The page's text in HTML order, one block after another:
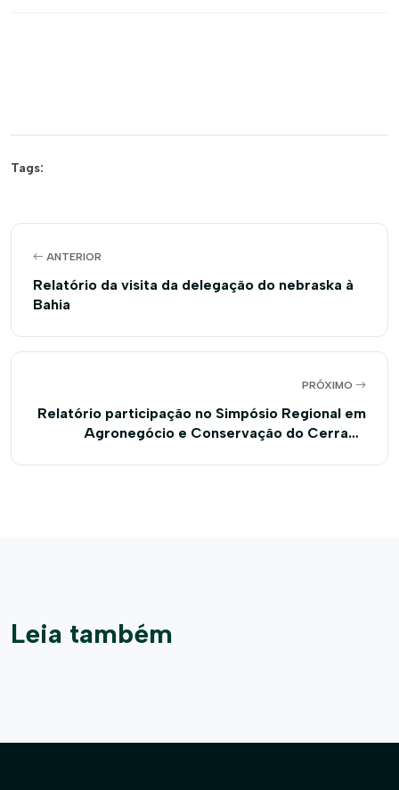
Tags:
ANTERIOR
Relatório da visita da delegação do nebraska à
Bahia
PRÓXIMO
Relatório participação no Simpósio Regional em
Agronegócio e Conservação do Cerrado
Leia também